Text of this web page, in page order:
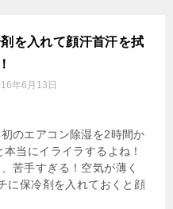
を入れて顔汗首汗を拭
年6月13日
のエアコン除湿を2時間か
当にイライラするよね！
苦手すぎる！空気が薄く
に保冷剤を入れておくと顔